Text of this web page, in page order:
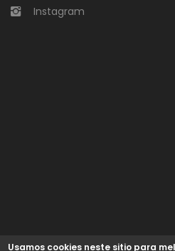
Instagram
Usamos cookies neste sitio para